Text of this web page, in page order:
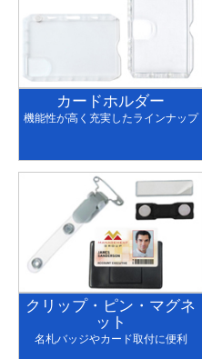
カードホルダー
機能性が高く充実したラインナップ
クリップ・ピン・マグネ
ット
名札バッジやカード取付に便利